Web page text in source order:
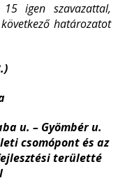
igen szavazattal,
határozatot
u. – Gyömbér u.
csomópont és az
területté